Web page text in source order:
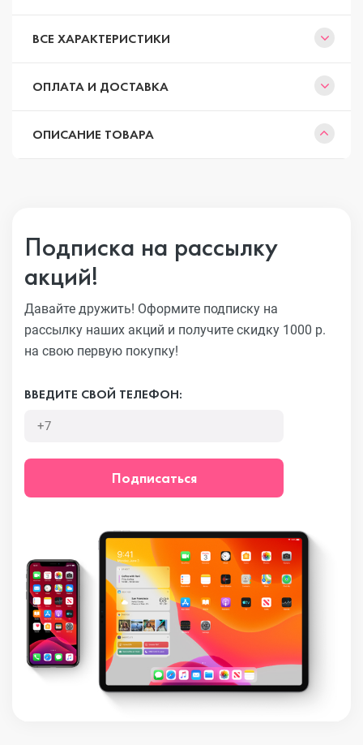
ВСЕ ХАРАКТЕРИСТИКИ
ОПЛАТА И ДОСТАВКА
ОПИСАНИЕ ТОВАРА
Подписка на рассылку
акций!
Давайте дружить! Оформите подписку на
рассылку наших акций и получите скидку 1000 р.
на свою первую покупку!
ВВЕДИТЕ СВОЙ ТЕЛЕФОН:
Подписаться